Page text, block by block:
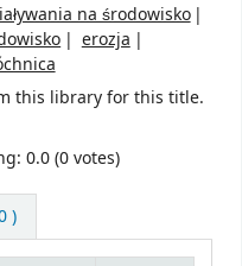
na środowisko
erozja
this library for this title.
0.0 (0 votes)
)